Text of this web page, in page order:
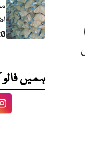
20 کلو
ہمیں
Facebook